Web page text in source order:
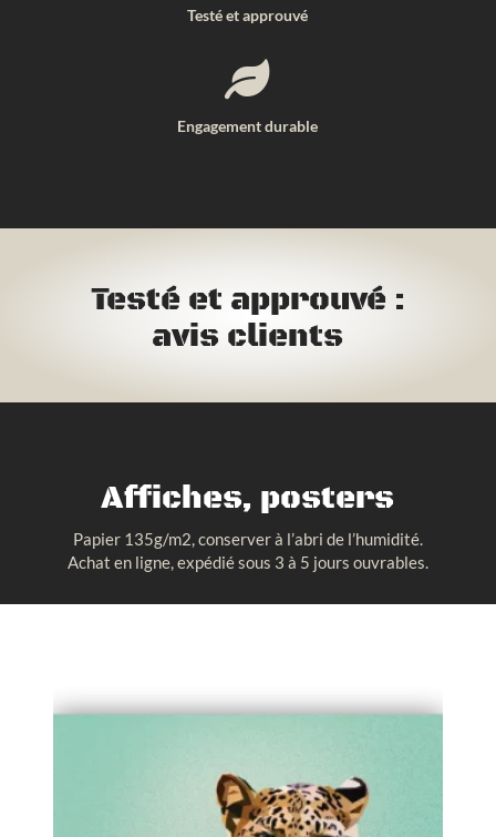
Testé et approuvé

Engagement durable
Testé et approuvé :
avis clients
Affiches, posters
Papier 135g/m2, conserver à l’abri de l’humidité.
Achat en ligne, expédié sous 3 à 5 jours ouvrables.